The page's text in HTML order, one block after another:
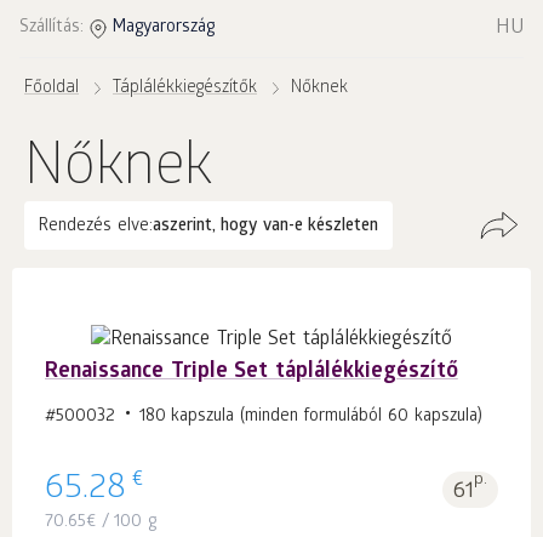
Szállítás: Magyarország HU
Főoldal Táplálékkiegészítők Nőknek
Nőknek
Rendezés elve:aszerint, hogy van-e készleten
Renaissance Triple Set táplálékkiegészítő
#500032 180 kapszula (minden formulából 60 kapszula)
65.28 € 61p.
70.65€ / 100 g